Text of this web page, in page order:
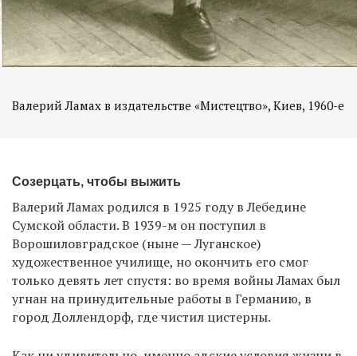
Созерцать, чтобы выжить
Валерий Ламах родился в 1925 году в Лебедине
Сумской области. В 1939-м он поступил в
Ворошиловградское (ныне — Луганское)
художественное училище, но окончить его смог
только девять лет спустя: во время войны Ламах был
угнан на принудительные работы в Германию, в
город Доллендорф, где чистил цистерны.